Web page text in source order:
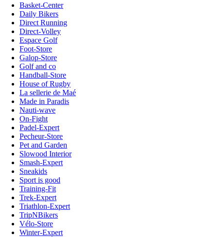
Basket-Center
Daily Bikers
Direct Running
Direct-Volley
Espace Golf
Foot-Store
Galop-Store
Golf and co
Handball-Store
House of Rugby
La sellerie de Maé
Made in Paradis
Nauti-wave
On-Fight
Padel-Expert
Pecheur-Store
Pet and Garden
Slowood Interior
Smash-Expert
Sneakids
Sport is good
Training-Fit
Trek-Expert
Triathlon-Expert
TripNBikers
Vélo-Store
Winter-Expert